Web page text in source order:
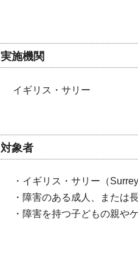
実施機関
イギリス・サリー
対象者
・イギリス・サリー（
・障害のある成人、または
・障害を持つ子どもの親や